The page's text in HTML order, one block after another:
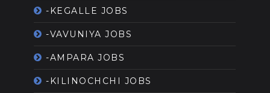
-KEGALLE JOBS
-VAVUNIYA JOBS
-AMPARA JOBS
-KILINOCHCHI JOBS